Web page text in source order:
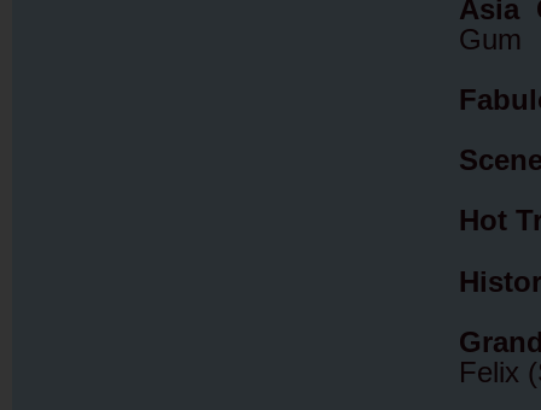
Asia
Gum
Hot
Felix